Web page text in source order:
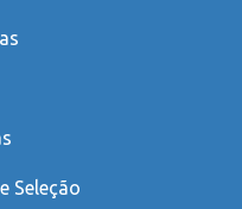
Seleção